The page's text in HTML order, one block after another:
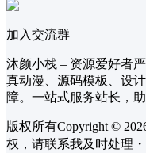
加入交流群
沐颜小栈 – 资源爱好者
真动漫、源码模板、设
障。一站式服务站长，
版权所有Copyright ©
权，请联系我及时处理 ・